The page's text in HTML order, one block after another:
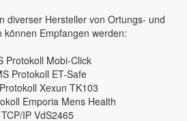
diverser Hersteller von Ortungs- und
können Empfangen werden:
Protokoll Mobi-Click
Protokoll ET-Safe
Xexun TK103
Emporia Mens Health
IP VdS2465